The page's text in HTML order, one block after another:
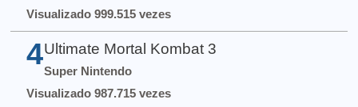
Visualizado 999.515 vezes
4 Ultimate Mortal Kombat 3
Super Nintendo
Visualizado 987.715 vezes